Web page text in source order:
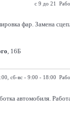
с 9 до 21
фар. Замена
, 16Б
сб-вс - 9:00 - 18:00
автомобиля.